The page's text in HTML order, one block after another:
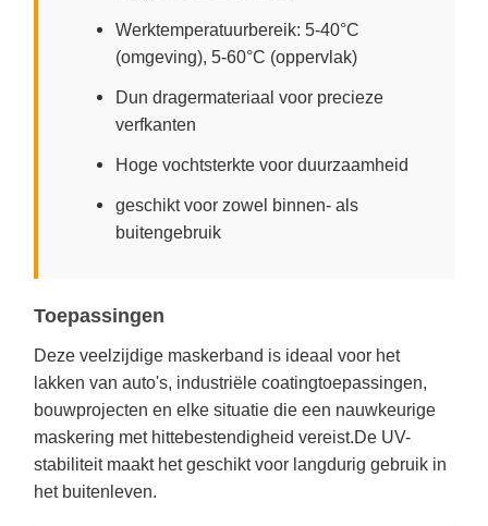
Werktemperatuurbereik: 5-40°C
(omgeving), 5-60°C (oppervlak)
Dun dragermateriaal voor precieze
verfkanten
Hoge vochtsterkte voor duurzaamheid
geschikt voor zowel binnen- als
buitengebruik
Toepassingen
Deze veelzijdige maskerband is ideaal voor het
lakken van auto's, industriële coatingtoepassingen,
bouwprojecten en elke situatie die een nauwkeurige
maskering met hittebestendigheid vereist.De UV-
stabiliteit maakt het geschikt voor langdurig gebruik in
het buitenleven.